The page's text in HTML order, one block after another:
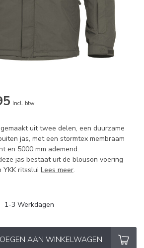
Incl. btw
uit twee delen, een duurzame
jas, met een stormtex membraam
en 5000 mm ademend.
jas bestaat uit de blouson voering
ritsslui Lees meer.
1-3 Werkdagen
AAN WINKELWAGEN